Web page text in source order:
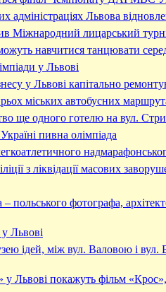
адміністраціях Львова
Міжнародний лицарський
навчитися танцювати
у Львові
у Львові капітально
міських автобусних
ще одного готелю на вул.
пивна олімпіада
з ліквідації масових
фотографа,
у Львові
ідей, між вул. Валовою і вул.
Львові покажуть фільм